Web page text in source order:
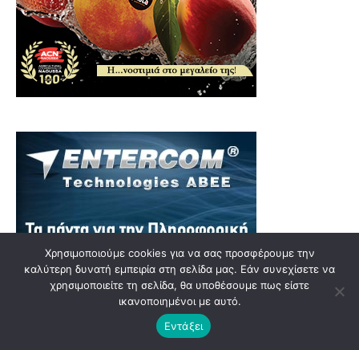
Χρησιμοποιούμε cookies για να σας προσφέρουμε την
καλύτερη δυνατή εμπειρία στη σελίδα μας. Εάν συνεχίσετε να
χρησιμοποιείτε τη σελίδα, θα υποθέσουμε πως είστε
ικανοποιημένοι με αυτό.
Εντάξει